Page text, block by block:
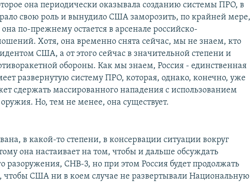
она периодически оказывала созданию системы ПРО, в
свою роль и вынудило США заморозить, по крайней мере,
она по-прежнему остается в арсенале российско-
Хотя, она временно снята сейчас, мы не знаем, кто
США, а от этого сейчас в значительной степени и
обороны. Как мы знаем, Россия - единственная
развернутую систему ПРО, которая, однако, конечно, уже
сдержать массированного нападения с использованием
Но, тем не менее, она существует.
в какой-то степени, в консервации ситуации вокруг
она настаивает на том, чтобы и дальше обсуждать
разоружения, СНВ-3, но при этом Россия будет продолжать
чтобы США ни в коем случае не развертывали Национальную